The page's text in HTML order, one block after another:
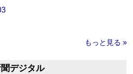
もっと見る »
デジタル